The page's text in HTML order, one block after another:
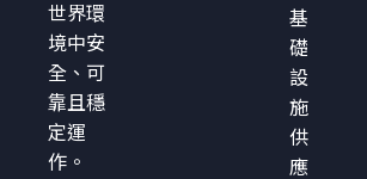
世界環
境中安
全、可
靠且穩
定運
作。
基
礎
設
施
供
應